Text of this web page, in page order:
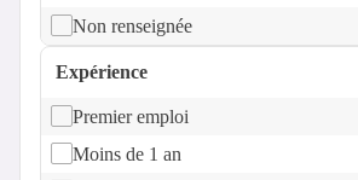
Non renseignée
Expérience
Premier emploi
Moins de 1 an